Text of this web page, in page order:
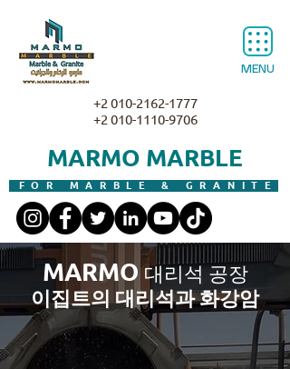
MENU
MARMO MARBLE
FOR MARBLE & GRANITE
+2 010-2162-1777
+2 010-1110-9706
MARMO 대리석 공장
이집트의 대리석과 화강암